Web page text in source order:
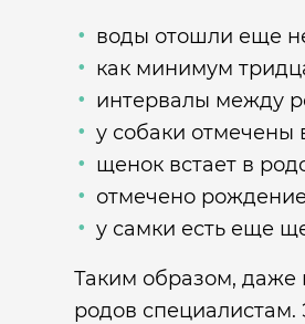
воды отошли еще
как минимум
интервалы между
у собаки отмечены
щенок встает в
отмечено
у самки есть еще
Таким образом, даже
родов